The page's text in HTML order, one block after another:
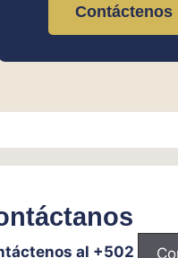
Contáctenos
al +502